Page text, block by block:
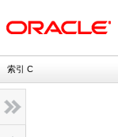
索引 C